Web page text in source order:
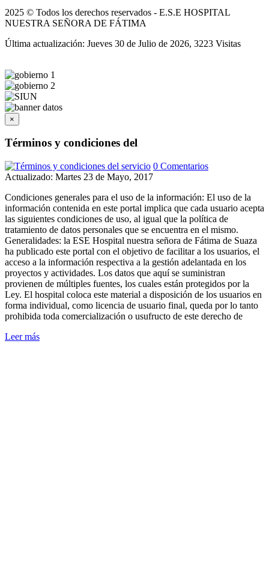
2025 © Todos los derechos reservados - E.S.E HOSPITAL
NUESTRA SEÑORA DE FÁTIMA
Última actualización: Jueves 30 de Julio de 2026, 3223 Visitas
×
Términos y condiciones del
0 Comentarios
Actualizado: Martes 23 de Mayo, 2017
Condiciones generales para el uso de la información: El uso de la
información contenida en este portal implica que cada usuario acepta
las siguientes condiciones de uso, al igual que la política de
tratamiento de datos personales que se encuentra en el mismo.
Generalidades: la ESE Hospital nuestra señora de Fátima de Suaza
ha publicado este portal con el objetivo de facilitar a los usuarios, el
acceso a la información respectiva a la gestión adelantada en los
proyectos y actividades. Los datos que aquí se suministran
provienen de múltiples fuentes, los cuales están protegidos por la
Ley. El hospital coloca este material a disposición de los usuarios en
forma individual, como licencia de usuario final, queda por lo tanto
prohibida toda comercialización o usufructo de este derecho de
Leer más